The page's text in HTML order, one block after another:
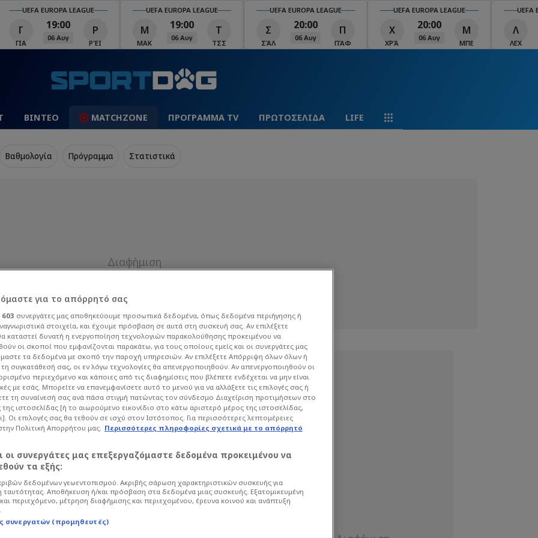
UEFA EUROPA LEAGUE
ΓΙΑ
19:00
06 Αυγ
ΡΈΙ
UEFA EUROPA LEAGUE
Μ
ΜΑΚ
19:00
06 Αυγ
ΤΣΣ
UEFA EUROPA LEAGUE
ΣΆΛ
20:00
06 Αυγ
ΠΆΦ
UEFA EUROPA LEAGUE
ΧΡΆ
20:00
06 Αυγ
Μ
ΜΠΕ
UEFA
ΛΕΧ
ΒΙΝΤΕΟ MATCHZONE ΠΡΟΓΡΑΜΜΑ TV ΠΡΩΤΟΣΕΛΙΔΑ LIFE
Βαθμολογία Πρόγραμμα Στατιστικά
ΑΕΚ, δεν
για τρεις του
στη λίστα του Χαβιέρ Ριμπάλτα,
τα εκατομμύρια που... σφυρίζουν
ο Παναθηναϊκός.
για το απόρρητό σας
603 συνεργάτες μας αποθηκεύουμε προσωπικά δεδομένα, όπως δεδομένα περιήγησης ή
στοιχεία, και έχουμε πρόσβαση σε αυτά στη συσκευή σας. Αν επιλέξετε
καταστεί δυνατή η ενεργοποίηση τεχνολογιών παρακολούθησης προκειμένου να
οι σκοποί που εμφανίζονται παρακάτω, για τους οποίους εμείς και οι συνεργάτες μας
τα δεδομένα με σκοπό την παροχή υπηρεσιών. Αν επιλέξετε Απόρριψη όλων όλων ή
συγκατάθεσή σας, οι εν λόγω τεχνολογίες θα απενεργοποιηθούν. Αν απενεργοποιηθούν οι
περιεχόμενο και κάποιες από τις διαφημίσεις που βλέπετε ενδέχεται να μην είναι
με εσάς. Μπορείτε να επανεμφανίσετε αυτό το μενού για να αλλάξετε τις επιλογές σας ή
τη συναίνεσή σας ανά πάσα στιγμή πατώντας τον σύνδεσμο Διαχείριση προτιμήσεων στο
ιστοσελίδας [ή το αιωρούμενο εικονίδιο στο κάτω αριστερό μέρος της ιστοσελίδας,
Οι επιλογές σας θα τεθούν σε ισχύ στον Ιστότοπος. Για περισσότερες λεπτομέρειες
Πολιτική Απορρήτου μας. Περισσότερες πληροφορίες σχετικά με το απόρρητό
οι συνεργάτες μας επεξεργαζόμαστε δεδομένα προκειμένου να
τα εξής:
δεδομένων γεωεντοπισμού. Ακριβής σάρωση χαρακτηριστικών συσκευής για
ταυτότητας. Αποθήκευση ή/και πρόσβαση στα δεδομένα μιας συσκευής. Εξατομικευμένη
περιεχόμενο, μέτρηση διαφήμισης και περιεχομένου, έρευνα κοινού και ανάπτυξη
συνεργατών (προμηθευτές)